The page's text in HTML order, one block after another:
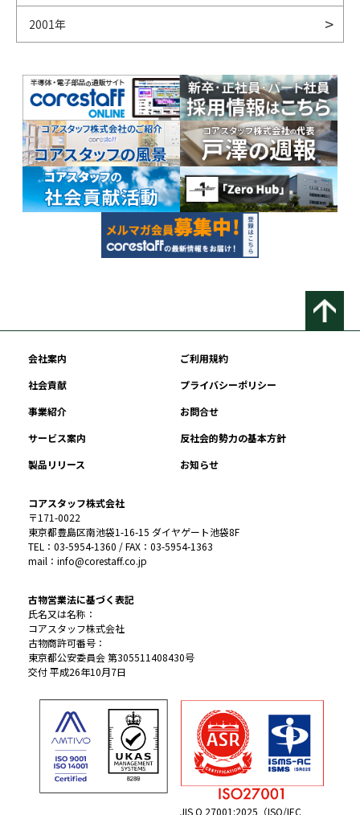
2001年
会社案内
ご利用規約
社会貢献
プライバシーポリシー
事業紹介
お問合せ
サービス案内
反社会的勢力の基本方針
製品リリース
お知らせ
コアスタッフ株式会社
〒171-0022
東京都豊島区南池袋1-16-15 ダイヤゲート池袋8F
TEL：03-5954-1360 / FAX：03-5954-1363
mail：info@corestaff.co.jp
古物営業法に基づく表記
氏名又は名称：
コアスタッフ株式会社
古物商許可番号：
東京都公安委員会 第305511408430号
交付 平成26年10月7日
JIS Q 27001:2025（ISO/IEC